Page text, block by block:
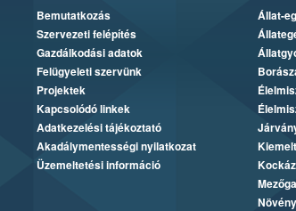
Bemutatkozás
Szervezeti felépítés
Gazdálkodási adatok
Felügyeleti szervünk
Projektek
Kapcsolódó linkek
Adatkezelési tájékoztató
Akadálymentességi nyilatkozat
Üzemeltetési információ
Állat-